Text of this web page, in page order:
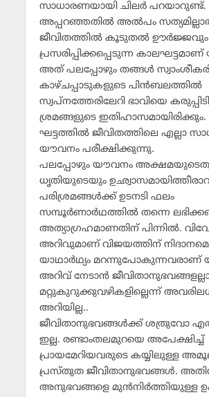
സാധാരണയായി ചിലര്‍ പറയാറുണ്ട്.
അപ്പറഞ്ഞതില്‍ അല്‍പം
ജീവിതത്തില്‍ കൂടുതല്‍
പ്രസരിപ്പിക്കപ്പെടുന്ന
അത് പലപ്പോഴും തങ്ങള്‍
കാഴ്ചപ്പാടുകളുടെ പിന്‍ബലത്തില്‍
സ്വപ്‌നത്തേരിലേറി ഭാവിയെ
ശ്രമങ്ങളുടെ
ഘട്ടത്തില്‍ ജീവിതത്തിലെ എല്ലാ
യൗവനം പരീക്ഷിക്കുന്നു.
പലപ്പോഴും യൗവനം
ധൃതിയുടെയും
പരിശ്രമങ്ങള്‍ക്ക് ഉടനടി ഫലം
സമ്പൂര്‍ണാര്‍ഥത്തില്‍ തന്നെ
അത്യാഗ്രഹമാണതിന് പിന്നില്‍.
അറിവുമാണ് വിജയത്തിന്
യാഥാര്‍ഥ്യം മറന്നുപോകുന്നവരാണ്
അറിവ് നേടാന്‍
മറ്റുകുറുക്കുവഴികളില്ലെന്ന്
അറിയില്ല..
ജീവിതാനുഭവങ്ങള്‍ക്ക് ശത്രുവോ
ഇല്ല. രണ്ടാംതലമുറയെ അപേക്ഷിച്ച്
പ്രായമേറിയവരുടെ കയ്യിലുള്ള
പ്രസ്തുത ജീവിതാനുഭവങ്ങള്‍.
അനുഭവങ്ങളെ മുന്‍നിര്‍ത്തിയുള്ള